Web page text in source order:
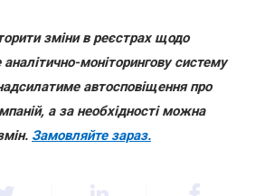
зміни в реєстрах щодо
моніторингову систему
автосповіщення про
а за необхідності можна
Замовляйте зараз.